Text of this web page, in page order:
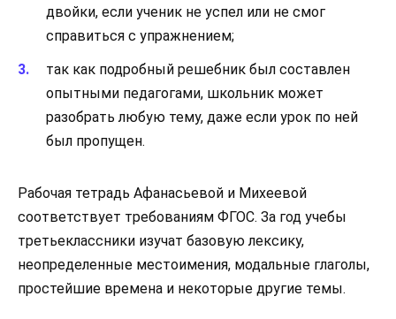
двойки, если ученик не успел или не смог
справиться с упражнением;
так как подробный решебник был составлен
опытными педагогами, школьник может
разобрать любую тему, даже если урок по ней
был пропущен.
Рабочая тетрадь Афанасьевой и Михеевой
соответствует требованиям ФГОС. За год учебы
третьеклассники изучат базовую лексику,
неопределенные местоимения, модальные глаголы,
простейшие времена и некоторые другие темы.